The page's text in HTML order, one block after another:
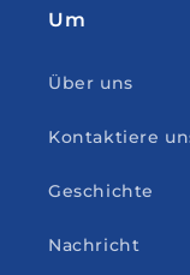
Um
Über uns
Kontaktiere
Geschichte
Nachricht